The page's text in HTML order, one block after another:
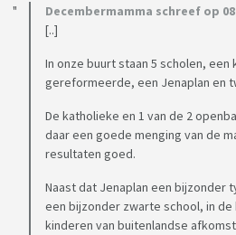
Decembermamma schreef op
[..]
In onze buurt staan 5 scholen, een
gereformeerde, een Jenaplan en
De katholieke en 1 van de 2
daar een goede menging van de
resultaten goed.
Naast dat Jenaplan een bijzonder
een bijzonder zwarte school, in
kinderen van buitenlandse